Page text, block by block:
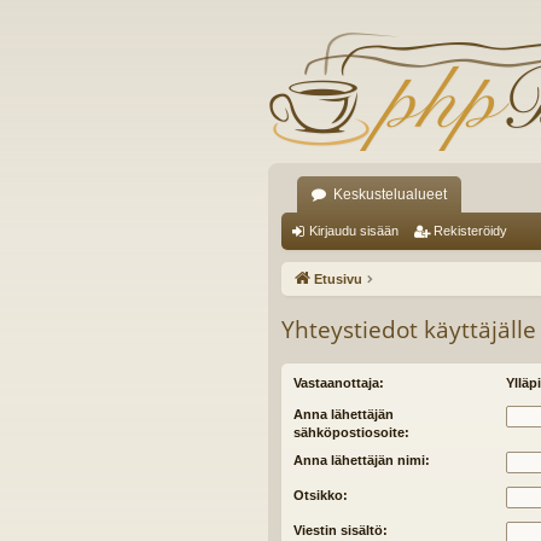
Keskustelualueet
Kirjaudu sisään Rekisteröidy
Etusivu
Yhteystiedot käyttäjälle
Vastaanottaja:
Anna lähettäjän
sähköpostiosoite:
Anna lähettäjän nimi:
Otsikko:
Viestin sisältö: